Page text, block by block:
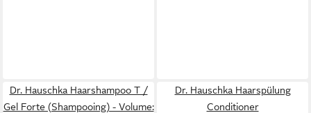
Dr. Hauschka Haarshampoo T /
Gel Forte (Shampooing) - Volume:
Dr. Hauschka Haarspülung
Conditioner